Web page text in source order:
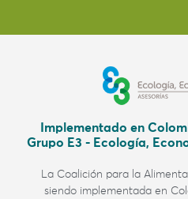
Implementado en
Grupo E3 - Ecología,
La Coalición para la
siendo implementada en